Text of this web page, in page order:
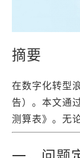
摘要
在数字化转型
告）。本文通
测算表》。无